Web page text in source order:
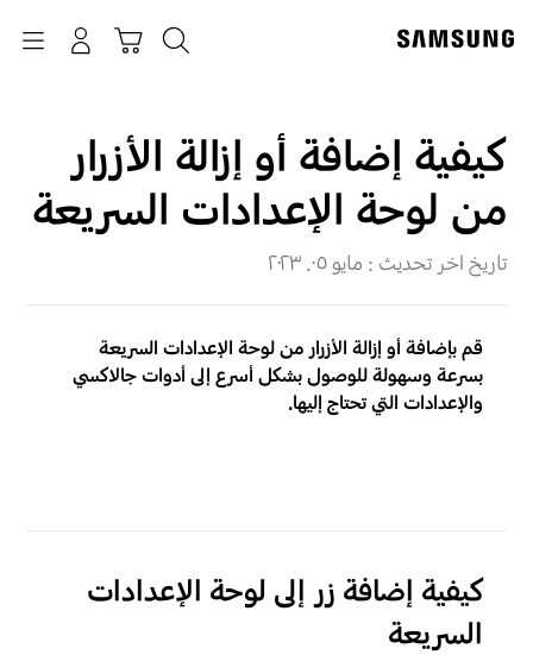
كيفية إضافة أو إزالة الأزرار
من لوحة الإعدادات السريعة
تاريخ اخر تحديث : مايو ٠٥. ٢٠٢٣
قم بإضافة أو إزالة الأزرار من لوحة الإعدادات السريعة
بسرعة وسهولة للوصول بشكل أسرع إلى أدوات جالاكسي
والإعدادات التي تحتاج إليها.
كيفية إضافة زر إلى لوحة الإعدادات
السريعة